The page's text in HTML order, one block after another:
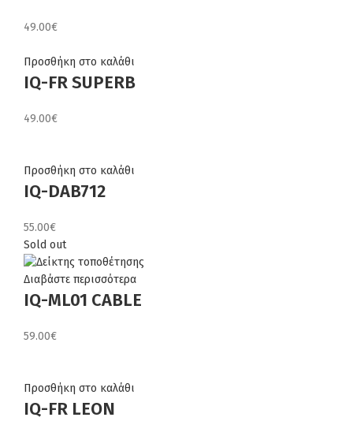
49.00€
Προσθήκη στο καλάθι
IQ-FR SUPERB
49.00€
Προσθήκη στο καλάθι
IQ-DAB712
55.00€
Sold out
Διαβάστε περισσότερα
IQ-ML01 CABLE
59.00€
Προσθήκη στο καλάθι
IQ-FR LEON